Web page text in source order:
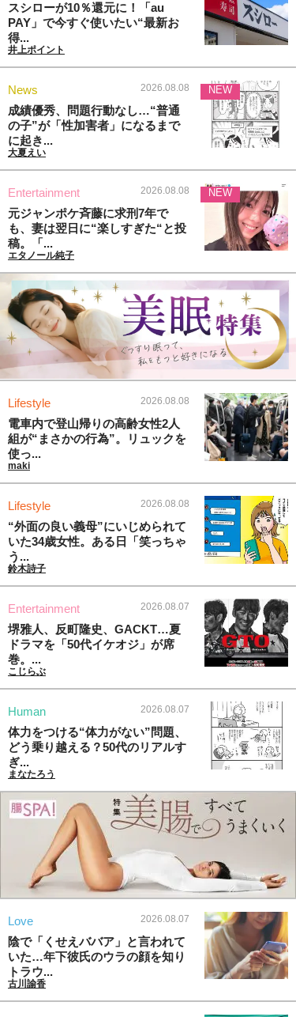
スシローが10％還元に！「au
PAY」で今すぐ使いたい“最新お
得...
井上ポイント
News 2026.08.08
成績優秀、問題行動なし…“普通
の子”が「性加害者」になるまで
に起き...
大夏えい
NEW
Entertainment 2026.08.08
元ジャンポケ斉藤に求刑7年で
も、妻は翌日に“楽しすぎた“と投
稿。「...
エタノール純子
NEW
Lifestyle 2026.08.08
電車内で登山帰りの高齢女性2人
組が“まさかの行為”。リュックを
使っ...
maki
Lifestyle 2026.08.08
“外面の良い義母”にいじめられて
いた34歳女性。ある日「笑っちゃ
う...
鈴木詩子
Entertainment 2026.08.07
堺雅人、反町隆史、GACKT…夏
ドラマを「50代イケオジ」が席
巻。...
こじらぶ
Human 2026.08.07
体力をつける“体力がない”問題、
どう乗り越える？50代のリアルす
ぎ...
まなたろう
Love 2026.08.07
陰で「くせえババア」と言われて
いた…年下彼氏のウラの顔を知り
トラウ...
古川諭香